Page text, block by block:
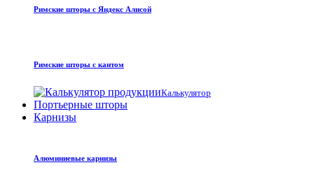
Римские шторы с Яндекс Алисой
Римские шторы с кантом
Калькулятор
Портьерные шторы
Карнизы
Алюминиевые карнизы